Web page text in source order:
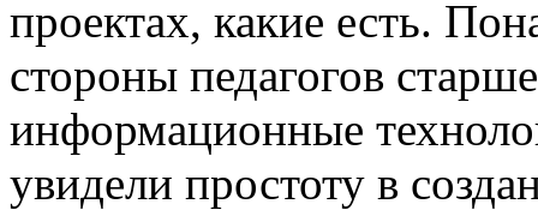
проектах, какие есть.
стороны педагогов
информационные
увидели простоту в